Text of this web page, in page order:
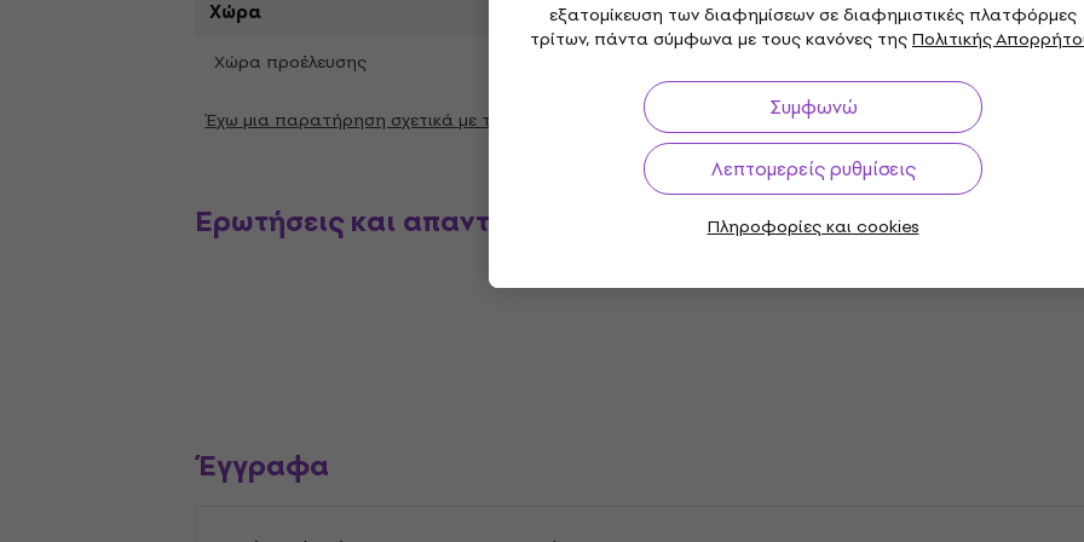
εξατομίκευση των διαφημίσεων σε διαφημιστικές πλατφόρμες
τρίτων, πάντα σύμφωνα με τους κανόνες τηςΠολιτικής
Συμφωνώ
Λεπτομερείς ρυθμίσεις
Πληροφορίες και cookies
Χώρα
Χώρα προέλευσης
Έχω μια παρατήρηση σχετικά με τις παραμέτρους
Ερωτήσεις και απαντήσεις
Έγγραφα